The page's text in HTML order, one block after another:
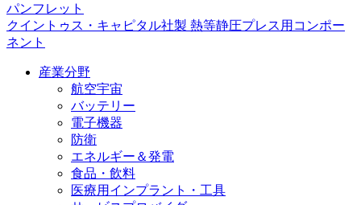
パンフレット
クイントゥス・キャピタル社製 熱等静圧プレス用コンポー
ネント
産業分野
航空宇宙
バッテリー
電子機器
防衛
エネルギー＆発電
食品・飲料
医療用インプラント・工具